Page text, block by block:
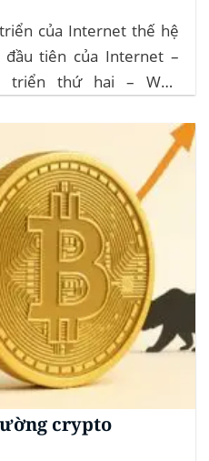
của Internet thế hệ
đầu tiên của Internet –
triển thứ hai – WEB
2.0 và Web 1.0Các tính
crypto